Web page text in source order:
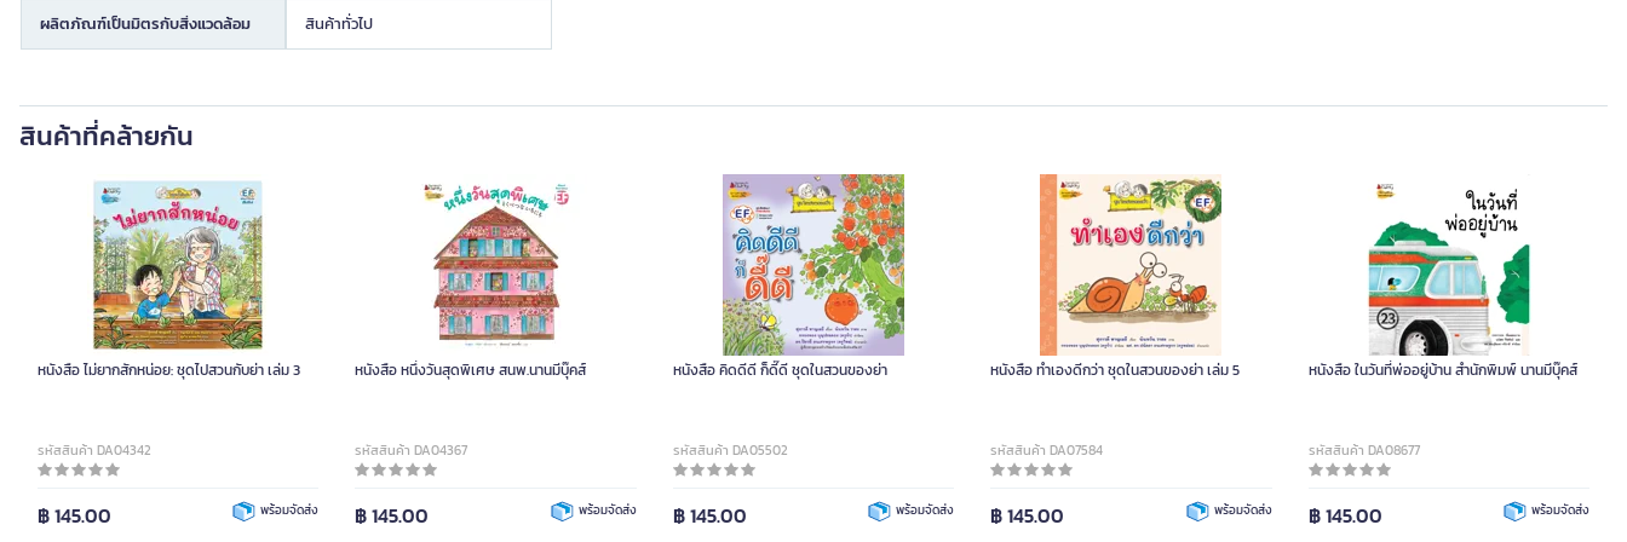
ผลิตภัณฑ์เป็นมิตรกับสิ่งแวดล้อม สินค้าทั่วไป
สินค้าที่คล้ายกัน
หนังสือ ไม่ยากสักหน่อย: ชุดไปสวนกับย่า เล่ม 3
รหัสสินค้า DA04342
฿ 145.00 พร้อมจัดส่ง
หนังสือ หนึ่งวันสุดพิเศษ สนพ.นานมีบุ๊คส์
รหัสสินค้า DA04367
฿ 145.00 พร้อมจัดส่ง
หนังสือ คิดดีดี ก็ดี๊ดี ชุดในสวนของย่า
รหัสสินค้า DA05502
฿ 145.00 พร้อมจัดส่ง
หนังสือ ทำเองดีกว่า ชุดในสวนของย่า เล่ม 5
รหัสสินค้า DA07584
฿ 145.00 พร้อมจัดส่ง
หนังสือ ในวันที่พ่ออยู่บ้าน สำนักพิมพ์ นานมีบุ๊คส์
รหัสสินค้า DA08677
฿ 145.00 พร้อมจัดส่ง